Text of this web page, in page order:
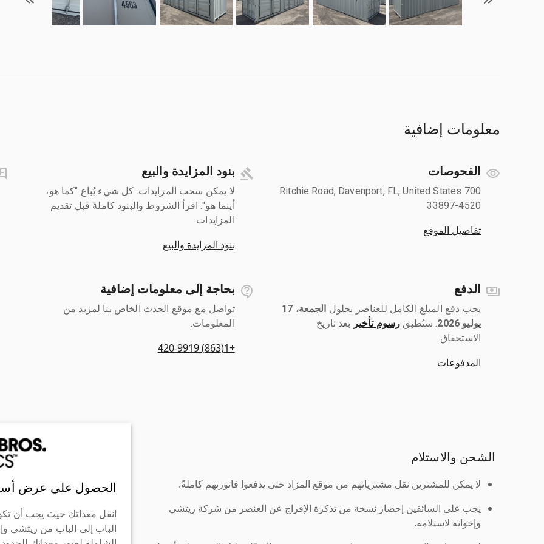
معلومات إضافية
الفحوصات
700 Ritchie Road, Davenport, FL, United States
33897-4520
تفاصيل الموقع
بنود المزايدة والبيع
لا يمكن سحب المزايدات. كل شيء يُباع "كما هو،
أينما هو". اقرأ الشروط والبنود كاملةً قبل تقديم
المزايدات.
بنود المزايدة والبيع
الدفع
يجب دفع المبلغ الكامل للعناصر بحلول ‎
الجمعة، 17
يوليو 2026
رسوم تأخير بعد تاريخ
الاستحقاق.
المدفوعات
بحاجة إلى معلومات إضافية
تواصل مع موقع الحدث الخاص بنا لمزيد من
المعلومات.
+1(863) 420-9919
الشحن والاستلام
لا يمكن للمشترين نقل مشترياتهم من موقع المزاد حتى يدفعوا فاتورتهم كاملةً.
يجب على السائقين إحضار نسخة من تذكرة الإفراج عن العنصر من شركة ريتشي
وإخوانه لاستلامه.
الحصول على عرض
انقل معداتك حيث يجب أن
الباب إلى الباب من ريتشي